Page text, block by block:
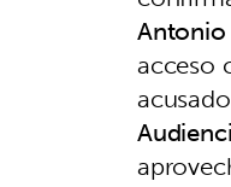
Antonio
acceso